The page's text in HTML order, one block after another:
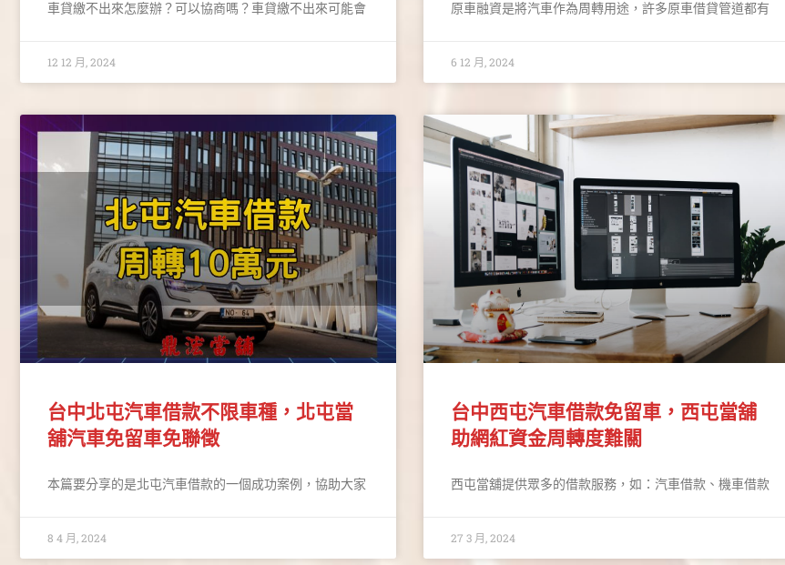
車貸繳不出來怎麼辦？可以協商嗎？車貸繳不出來可能會
12 12 月, 2024
原車融資是將汽車作為周轉用途，許多原車借貸管道都有
6 12 月, 2024
台中北屯汽車借款不限車種，北屯當
舖汽車免留車免聯徵
本篇要分享的是北屯汽車借款的一個成功案例，協助大家
8 4 月, 2024
台中西屯汽車借款免留車，西屯當舖
助網紅資金周轉度難關
西屯當舖提供眾多的借款服務，如：汽車借款、機車借款
27 3 月, 2024